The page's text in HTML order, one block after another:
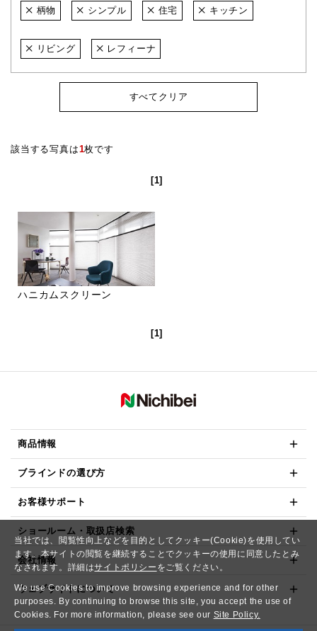
当社では、閲覧性向上などを目的としてクッキー(Cookie)を使用してい
ます。本サイトの閲覧を継続することでクッキーの使用に同意したとみ
なされます。詳細はサイトポリシー をご覧ください。
We use Cookies to improve browsing experience and for other
purposes. By continuing to browse this site, you accept the use of
Cookies. For more information, please see our Site Policy.
柄物 シンプル 住宅 キッチン
リビング レフィーナ
すべてクリア
該当する写真は1枚です
[1]
ハニカムスクリーン
[1]
商品情報
ブラインドの選び方
お客様サポート
ショールーム・取扱店検索
会社情報
ウェブサイトについて